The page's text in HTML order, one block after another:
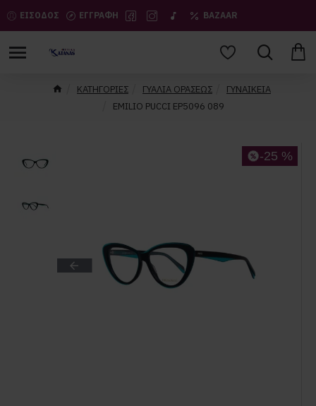
ΕΙΣΟΔΟΣ ΕΓΓΡΑΦΗ BAZAAR
ΚΑΤΗΓΟΡΙΕΣ ΓΥΑΛΙΑ ΟΡΑΣΕΩΣ
ΓΥΝΑΙΚΕΙΑ
EMILIO PUCCI EP5096 089
-25 %